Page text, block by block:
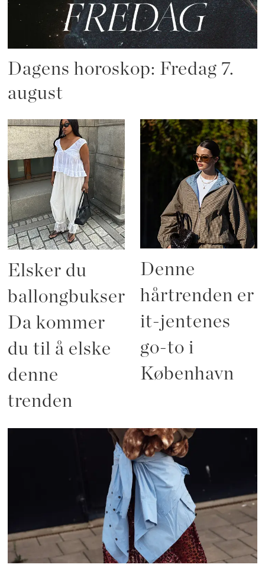
Dagens horoskop: Fredag 7.
august
Elsker du
ballongbukser?
Da kommer
du til å elske
denne
trenden
Denne
hårtrenden er
it-jentenes
go-to i
København